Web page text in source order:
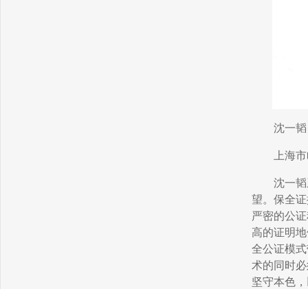
沈一韬
上海
沈一
望。保全
严密的公
高的证明
全公证模
术的同时
坚守本色